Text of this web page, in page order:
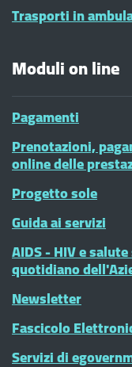
Trasporti in
Moduli on line
Pagamenti
Prenotazioni,
online delle
Progetto sole
Guida ai servizi
AIDS - HIV e
quotidiano
Newsletter
Fascicolo
Servizi di